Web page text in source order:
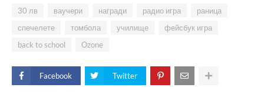
30 лв ваучери награди радио игра
раница
спечелете
томбола училище
фейсбук игра
back to school
Ozone
Facebook Twitter